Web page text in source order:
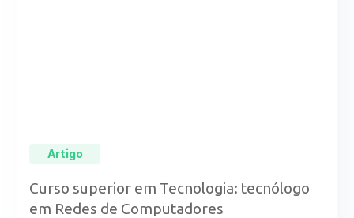
Artigo
Curso superior em Tecnologia: tecnólogo
em Redes de Computadores